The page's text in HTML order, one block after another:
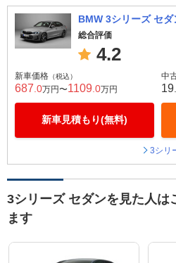
BMW 3シリーズ セダ
総合評価
4.2
新車価格 （税込）
687 .0万円〜1109 .0万円
新車見積もり(無料)
中
19
3シリ
3シリーズ セダンを見た人は
ます